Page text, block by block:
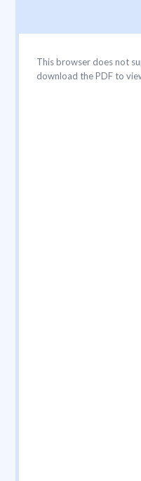
This browser does not
download the PDF to